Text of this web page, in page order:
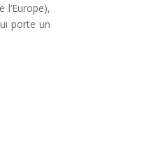
porte un